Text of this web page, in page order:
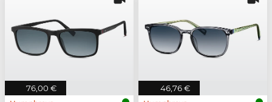
76,00 € 46,76 €